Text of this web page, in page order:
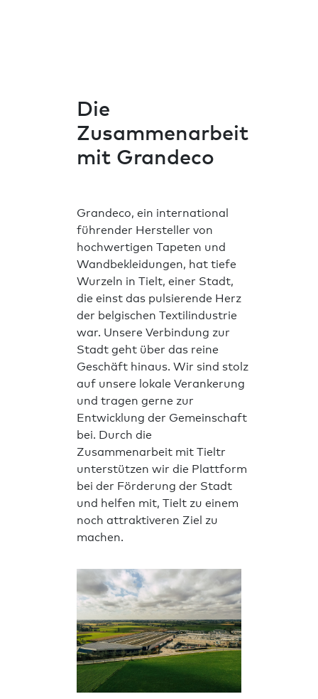
Die
Zusammenarbeit
mit Grandeco
Grandeco, ein international
führender Hersteller von
hochwertigen Tapeten und
Wandbekleidungen, hat tiefe
Wurzeln in Tielt, einer Stadt,
die einst das pulsierende Herz
der belgischen Textilindustrie
war. Unsere Verbindung zur
Stadt geht über das reine
Geschäft hinaus. Wir sind stolz
auf unsere lokale Verankerung
und tragen gerne zur
Entwicklung der Gemeinschaft
bei. Durch die
Zusammenarbeit mit Tieltr
unterstützen wir die Plattform
bei der Förderung der Stadt
und helfen mit, Tielt zu einem
noch attraktiveren Ziel zu
machen.